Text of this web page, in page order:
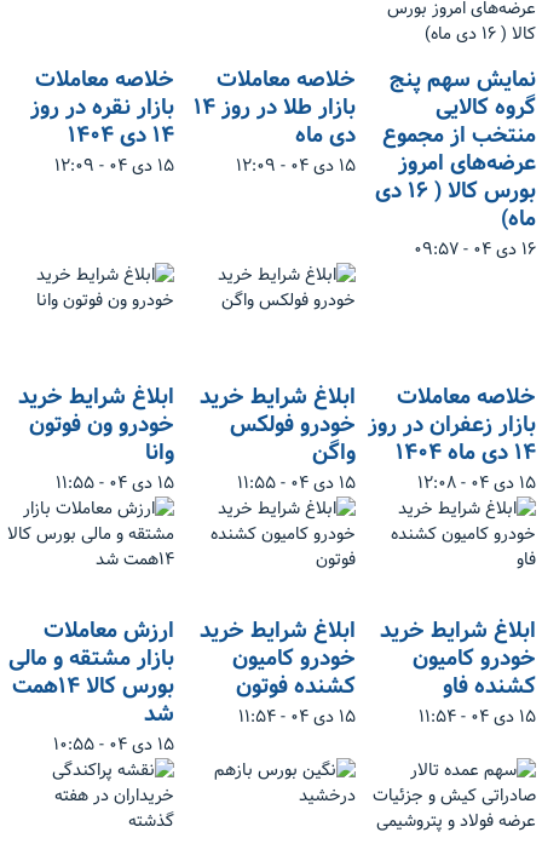
نمایش سهم پنج
گروه کالایی
منتخب از مجموع
عرضه‌های امروز
بورس کالا ( ۱۶ دی
ماه)
۱۶ دی ۰۴ - ۰۹:۵۷
خلاصه معاملات
بازار طلا در روز ۱۴
دی ماه
۱۵ دی ۰۴ - ۱۲:۰۹
‌خلاصه معاملات
بازار نقره در روز
۱۴ دی ۱۴۰۴
۱۵ دی ۰۴ - ۱۲:۰۹
‌خلاصه معاملات
بازار زعفران در روز
۱۴ دی ماه ۱۴۰۴
۱۵ دی ۰۴ - ۱۲:۰۸
ابلاغ شرایط خرید
خودرو فولکس
واگن
۱۵ دی ۰۴ - ۱۱:۵۵
ابلاغ شرایط خرید
خودرو ون فوتون
وانا
۱۵ دی ۰۴ - ۱۱:۵۵
‌ابلاغ شرایط خرید
خودرو کامیون
کشنده فاو
۱۵ دی ۰۴ - ۱۱:۵۴
‌ابلاغ شرایط خرید
خودرو کامیون
کشنده فوتون
۱۵ دی ۰۴ - ۱۱:۵۴
ارزش معاملات
بازار مشتقه و مالی
بورس کالا ۱۴همت
شد
۱۵ دی ۰۴ - ۱۰:۵۵